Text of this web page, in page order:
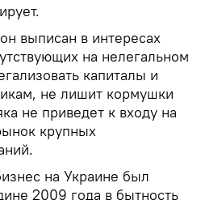
выписан в интересах
на нелегальном
капиталы и
не лишит кормушки
не приведет к входу на
крупных
на Украине был
2009 года в бытность